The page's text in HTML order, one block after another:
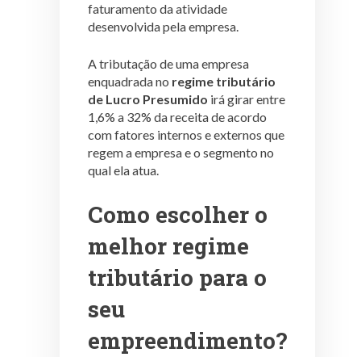
faturamento da atividade
desenvolvida pela empresa.
A tributação de uma empresa
enquadrada no regime tributário
de Lucro Presumido irá girar entre
1,6% a 32% da receita de acordo
com fatores internos e externos que
regem a empresa e o segmento no
qual ela atua.
Como escolher o
melhor regime
tributário para o
seu
empreendimento?